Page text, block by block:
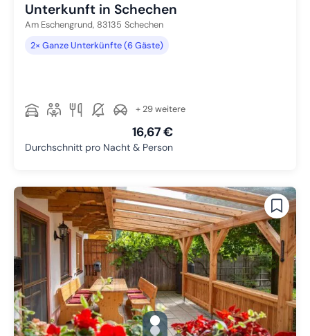
Unterkunft in Schechen
Am Eschengrund, 83135 Schechen
2× Ganze Unterkünfte (6 Gäste)
+ 29 weitere
16,67 €
Durchschnitt pro Nacht & Person
gallery.slide_selector
Zu Slide 1 wechseln